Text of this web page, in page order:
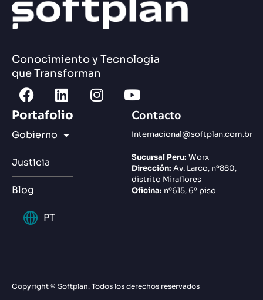
Conocimiento y Tecnologia
que Transforman
Portafolio
Gobierno
Justicia
Blog
PT
Contacto
Internacional@softplan.com.br
Sucursal Peru: Worx
Dirección: Av. Larco, nº880,
distrito Miraflores
Oficina: nº615, 6º piso
Copyright © Softplan. Todos los derechos reservados